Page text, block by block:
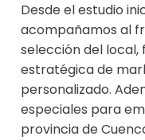
Desde el estudio
acompañamos al
selección del
estratégica de
personalizado.
especiales para
provincia de